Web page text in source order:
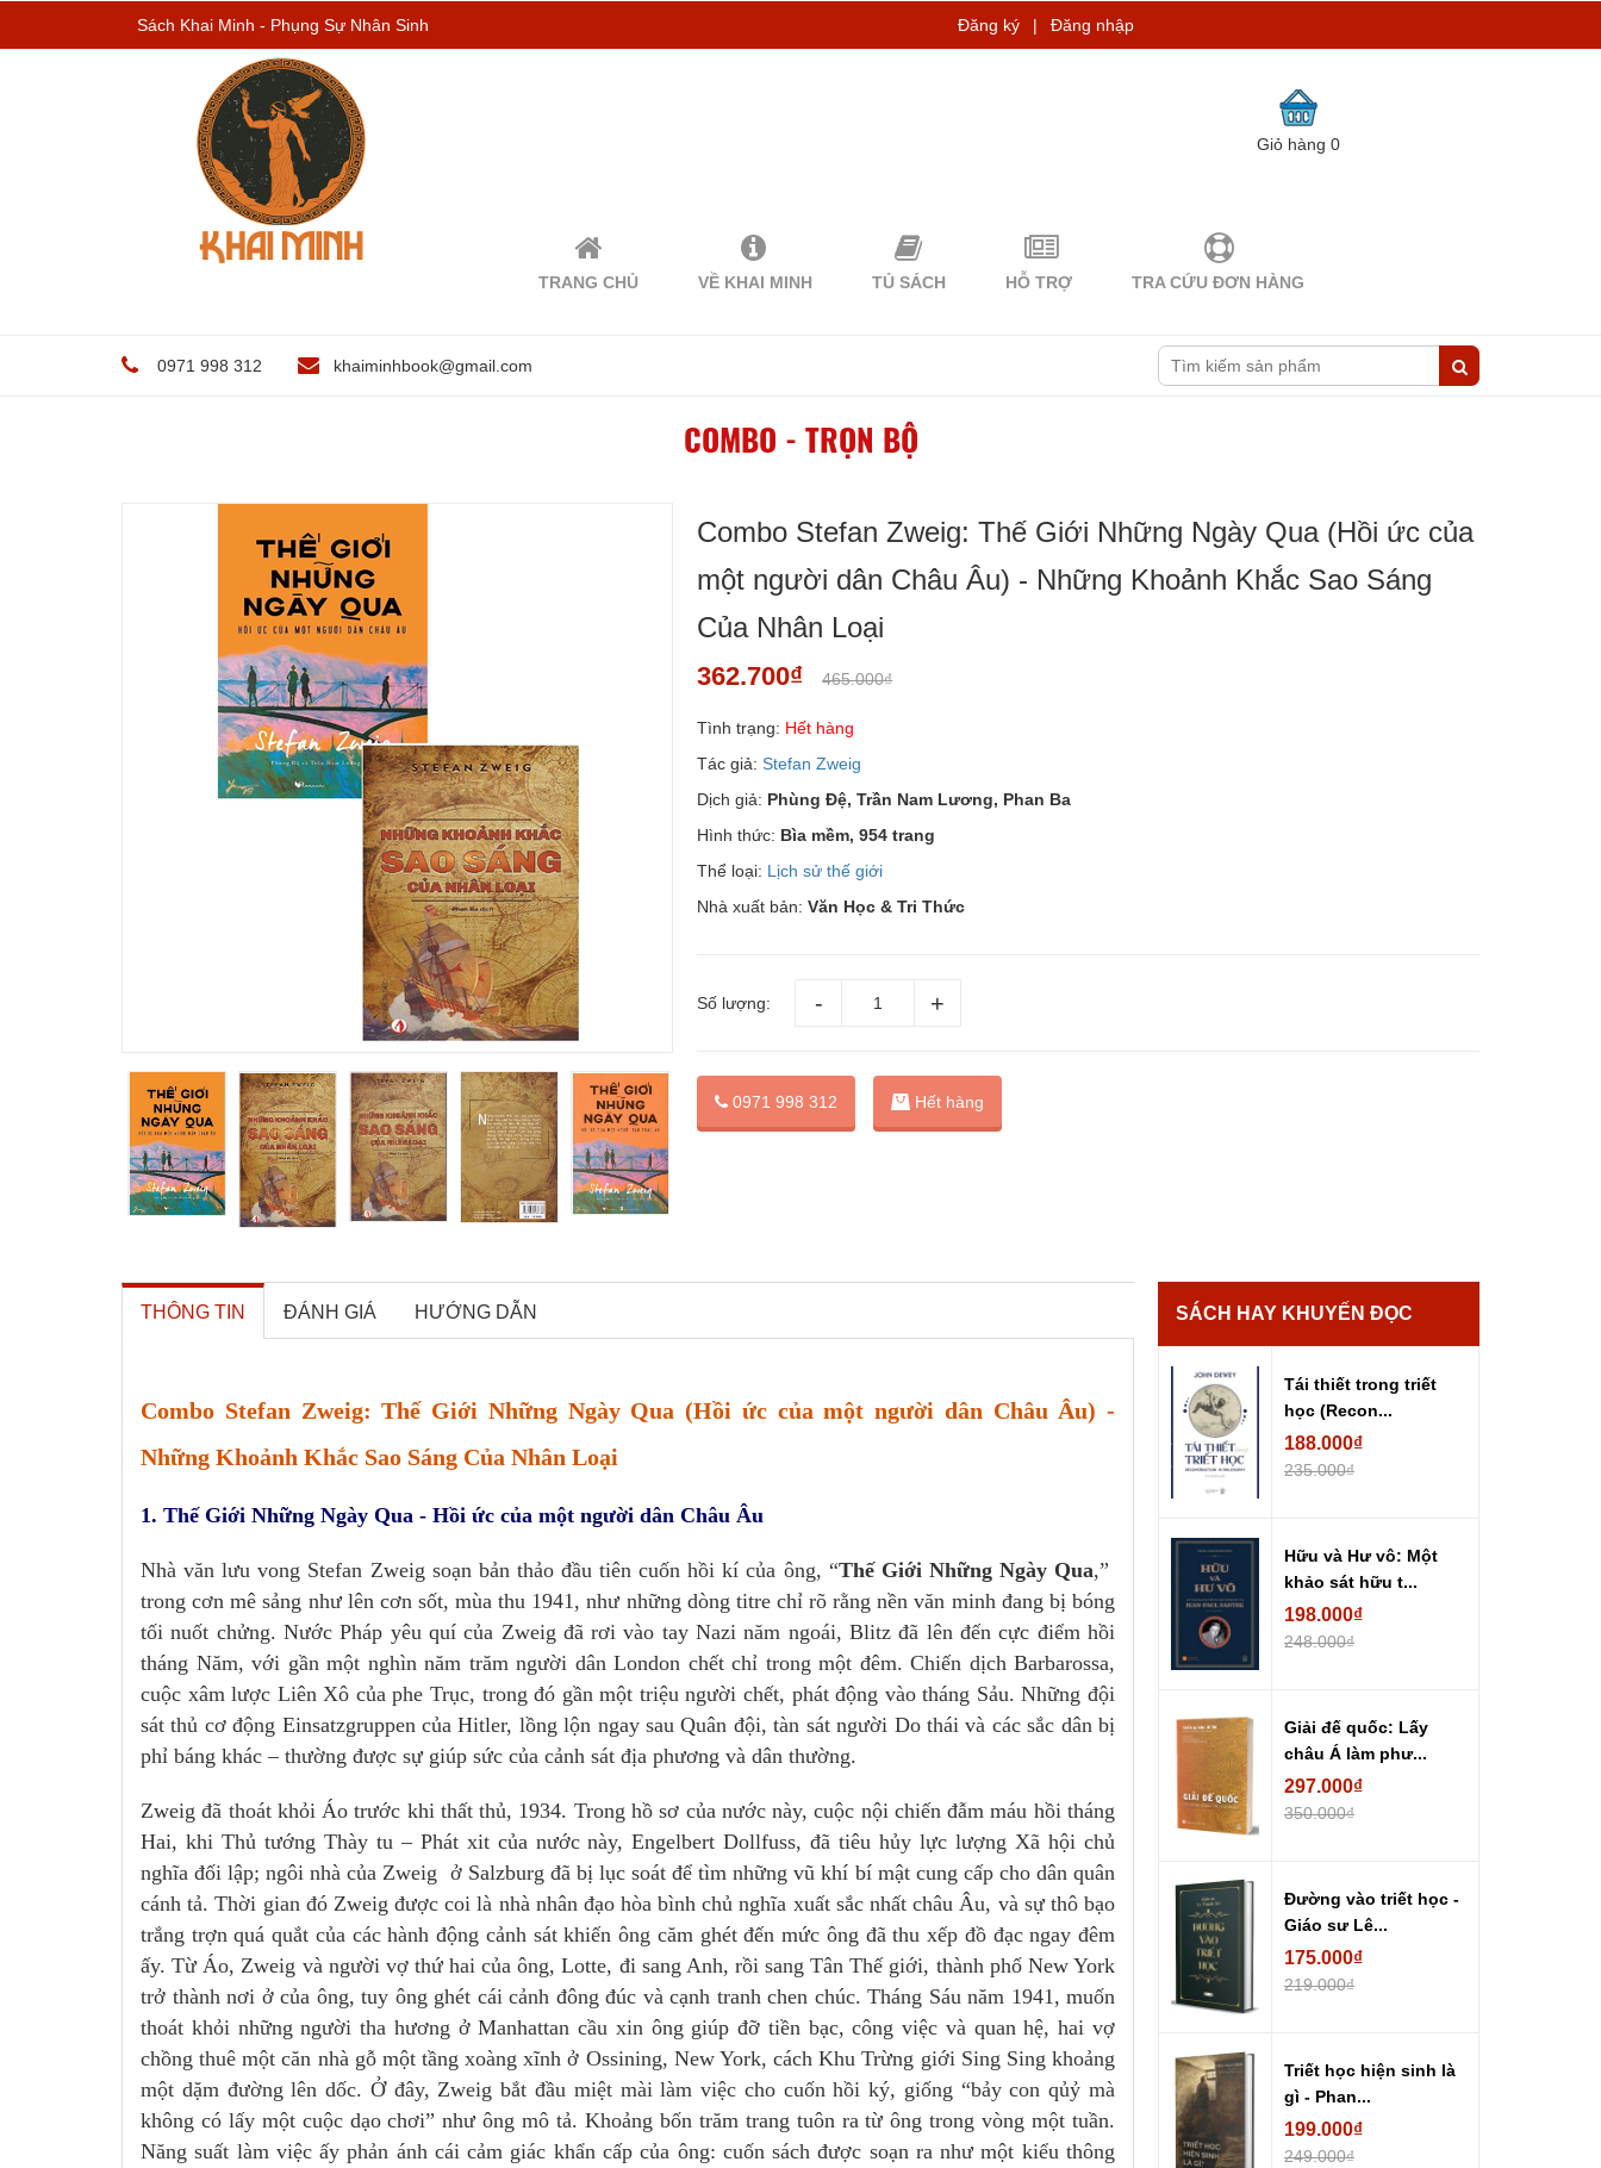
Sách Khai Minh - Phụng Sự Nhân Sinh Đăng ký | Đăng nhập
Giỏ hàng0
TRANG CHỦ VỀ KHAI MINH TỦ SÁCH HỖ TRỢ TRA CỨU ĐƠN HÀNG
0971 998 312 khaiminhbook@gmail.com
COMBO - TRỌN BỘ
Combo Stefan Zweig: Thế Giới Những Ngày Qua (Hồi ức của
một người dân Châu Âu) - Những Khoảnh Khắc Sao Sáng
Của Nhân Loại
362.700₫ 465.000₫
Tình trạng: Hết hàng
Tác giả:Stefan Zweig
Dịch giả: Phùng Đệ, Trần Nam Lương, Phan Ba
Hình thức: Bìa mềm, 954 trang
Thể loại: Lịch sử thế giới
Nhà xuất bản:Văn Học & Tri Thức
Số lượng:
0971 998 312 Hết hàng
THÔNG TIN ĐÁNH GIÁ HƯỚNG DẪN
Combo Stefan Zweig: Thế Giới Những Ngày Qua (Hồi ức của một người dân Châu Âu) -
Những Khoảnh Khắc Sao Sáng Của Nhân Loại
1. Thế Giới Những Ngày Qua - Hồi ức của một người dân Châu Âu
Nhà văn lưu vong Stefan Zweig soạn bản thảo đầu tiên cuốn hồi kí của ông, “Thế Giới Những Ngày Qua,”
trong cơn mê sảng như lên cơn sốt, mùa thu 1941, như những dòng titre chỉ rõ rằng nền văn minh đang bị bóng
tối nuốt chửng. Nước Pháp yêu quí của Zweig đã rơi vào tay Nazi năm ngoái, Blitz đã lên đến cực điểm hồi
tháng Năm, với gần một nghìn năm trăm người dân London chết chỉ trong một đêm. Chiến dịch Barbarossa,
cuộc xâm lược Liên Xô của phe Trục, trong đó gần một triệu người chết, phát động vào tháng Sảu. Những đội
sát thủ cơ động Einsatzgruppen của Hitler, lồng lộn ngay sau Quân đội, tàn sát người Do thái và các sắc dân bị
phỉ báng khác – thường được sự giúp sức của cảnh sát địa phương và dân thường.
Zweig đã thoát khỏi Áo trước khi thất thủ, 1934. Trong hồ sơ của nước này, cuộc nội chiến đẫm máu hồi tháng
Hai, khi Thủ tướng Thày tu – Phát xit của nước này, Engelbert Dollfuss, đã tiêu hủy lực lượng Xã hội chủ
nghĩa đối lập; ngôi nhà của Zweig ở Salzburg đã bị lục soát để tìm những vũ khí bí mật cung cấp cho dân quân
cánh tả. Thời gian đó Zweig được coi là nhà nhân đạo hòa bình chủ nghĩa xuất sắc nhất châu Âu, và sự thô bạo
trắng trợn quá quắt của các hành động cảnh sát khiến ông căm ghét đến mức ông đã thu xếp đồ đạc ngay đêm
ấy. Từ Áo, Zweig và người vợ thứ hai của ông, Lotte, đi sang Anh, rồi sang Tân Thế giới, thành phố New York
trở thành nơi ở của ông, tuy ông ghét cái cảnh đông đúc và cạnh tranh chen chúc. Tháng Sáu năm 1941, muốn
thoát khỏi những người tha hương ở Manhattan cầu xin ông giúp đỡ tiền bạc, công việc và quan hệ, hai vợ
chồng thuê một căn nhà gỗ một tầng xoàng xĩnh ở Ossining, New York, cách Khu Trừng giới Sing Sing khoảng
một dặm đường lên dốc. Ở đây, Zweig bắt đầu miệt mài làm việc cho cuốn hồi ký, giống “bảy con qủỷ mà
không có lấy một cuộc dạo chơi” như ông mô tả. Khoảng bốn trăm trang tuôn ra từ ông trong vòng một tuần.
Năng suất làm việc ấy phản ánh cái cảm giác khẩn cấp của ông: cuốn sách được soạn ra như một kiểu thông
SÁCH HAY KHUYẾN ĐỌC
Tái thiết trong triết
học (Recon...
188.000₫
235.000₫
Hữu và Hư vô: Một
khảo sát hữu t...
198.000₫
248.000₫
Giải đế quốc: Lấy
châu Á làm phư...
297.000₫
350.000₫
Đường vào triết học -
Giáo sư Lê...
175.000₫
219.000₫
Triết học hiện sinh là
gì - Phan...
199.000₫
249.000₫